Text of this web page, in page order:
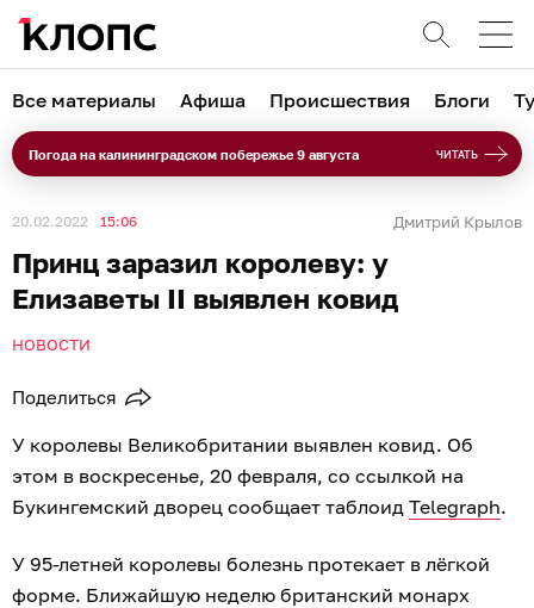
Все материалы Афиша Происшествия Блоги
Погода на калининградском побережье 9 августа ЧИТАТЬ
20.02.2022 15:06 Дмитрий Крылов
Принц заразил королеву: у
Елизаветы II выявлен ковид
НОВОСТИ
Поделиться
У королевы Великобритании выявлен ковид. Об
этом в воскресенье, 20 февраля, со ссылкой на
Букингемский дворец сообщает таблоид Telegraph.
У 95-летней королевы болезнь протекает в лёгкой
форме. Ближайшую неделю британский монарх